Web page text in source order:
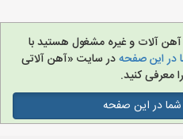
آلات و غیره مشغول هستید با
در این صفحهدر سایت «آهن آلاتی
معرفی کنید.
در این صفحه